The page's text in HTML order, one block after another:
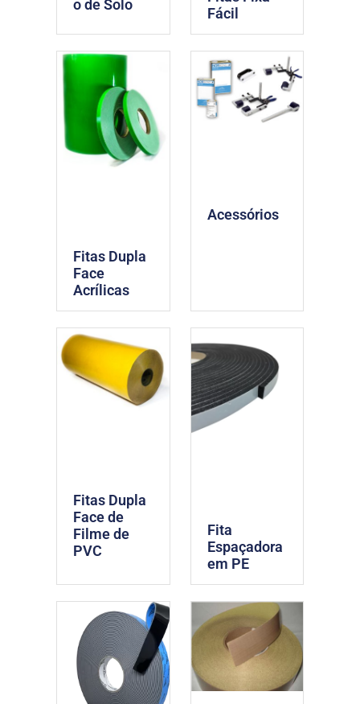
o de Solo
Fácil
Fitas Dupla
Face
Acrílicas
Acessórios
Fitas Dupla
Face de
Filme de
PVC
Fita
Espaçadora
em PE